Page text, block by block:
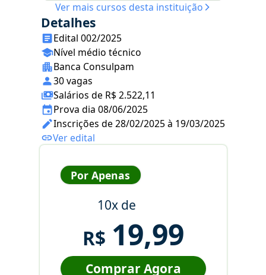
Ver mais cursos desta instituição
Detalhes
Edital 002/2025
Nível médio técnico
Banca Consulpam
30 vagas
Salários de R$ 2.522,11
Prova dia 08/06/2025
Inscrições de 28/02/2025 à 19/03/2025
Ver edital
Por Apenas
10x de
R$ 19,99
Comprar Agora